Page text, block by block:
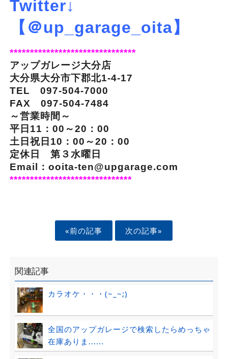
Twitter↓
【＠up_garage_oita】
*******************************
アップガレージ大分店
大分県大分市下郡北1-4-17
TEL 097-504-7000
FAX 097-504-7484
～営業時間～
平日11：00～20：00
土日祝日10：00～20：00
定休日 第３水曜日
Email：ooita-ten@upgarage.com
******************************
«前の記事 次の記事»
関連記事
カラオケ・・・(~_~;)
全国のアップガレージで検索したらめっちゃ
在庫ありま......